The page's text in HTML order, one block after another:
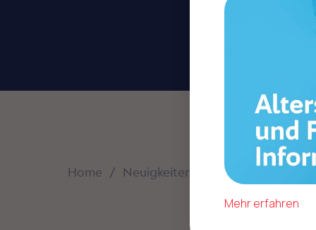
Home Neuigkeiten VePWH-
Mehr erfahren